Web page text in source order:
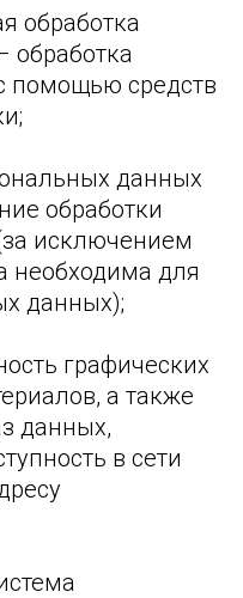
обработка
обработка
помощью средств
данных
обработки
исключением
необходима для
данных);
графических
а также
данных,
в сети